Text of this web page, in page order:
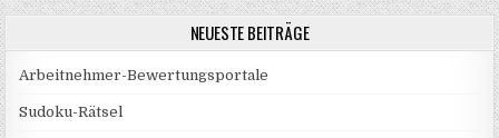
NEUESTE BEITRÄGE
Arbeitnehmer-Bewertungsportale
Sudoku-Rätsel